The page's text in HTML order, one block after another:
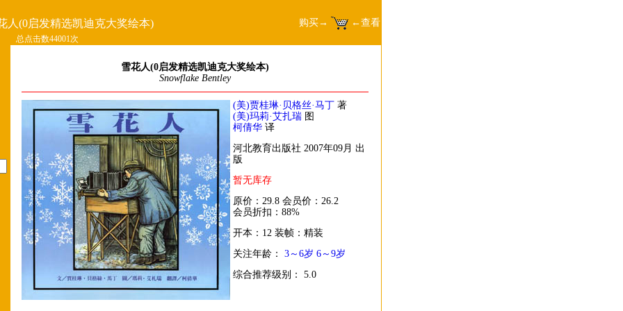
人(0启发精选凯迪克大奖绘本) 购买→ ←查看
总点击数44001次
雪花人(0启发精选凯迪克大奖绘本)
Snowflake Bentley
(美)贾桂琳·贝格丝·马丁 著
(美)玛莉·艾扎瑞 图
柯倩华 译
河北教育出版社 2007年09月 出
版
暂无库存
原价：29.8 会员价：26.2
会员折扣：88%
开本：12 装帧：精装
关注年龄： 3～6岁 6～9岁
综合推荐级别： 5.0